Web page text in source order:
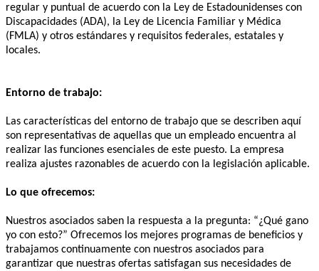
regular y puntual de acuerdo con la Ley de Estadounidenses con
Discapacidades (ADA), la Ley de Licencia Familiar y Médica
(FMLA) y otros estándares y requisitos federales, estatales y
locales.
Entorno de trabajo:
Las características del entorno de trabajo que se describen aquí
son representativas de aquellas que un empleado encuentra al
realizar las funciones esenciales de este puesto. La empresa
realiza ajustes razonables de acuerdo con la legislación aplicable.
Lo que ofrecemos:
Nuestros asociados saben la respuesta a la pregunta: “¿Qué gano
yo con esto?” Ofrecemos los mejores programas de beneficios y
trabajamos continuamente con nuestros asociados para
garantizar que nuestras ofertas satisfagan sus necesidades de